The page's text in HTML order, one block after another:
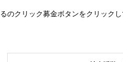
のクリック募金ボタンをクリック